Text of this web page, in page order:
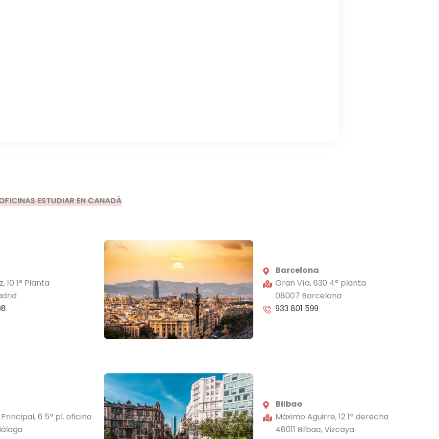
ESTUDIAR EN CANADÁ
10 1ª Planta
Barcelona
Gran Vía, 630 4ª planta
08007 Barcelona
933 801 599
6 5ª pl. oficina
Bilbao
Máximo Aguirre, 12 1º derecha
48011 Bilbao, Vizcaya